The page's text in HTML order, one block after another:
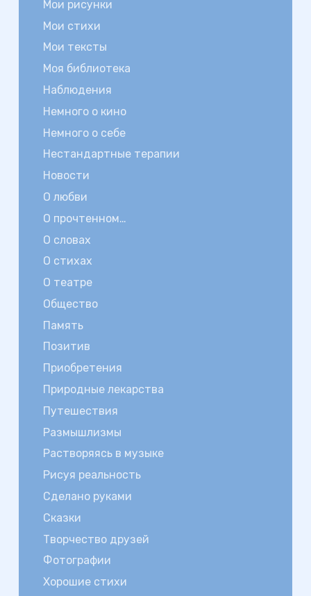
Мои рисунки
Мои стихи
Мои тексты
Моя библиотека
Наблюдения
Немного о кино
Немного о себе
Нестандартные терапии
Новости
О любви
О прочтенном…
О словах
О стихах
О театре
Общество
Память
Позитив
Приобретения
Природные лекарства
Путешествия
Размышлизмы
Растворяясь в музыке
Рисуя реальность
Сделано руками
Сказки
Творчество друзей
Фотографии
Хорошие стихи